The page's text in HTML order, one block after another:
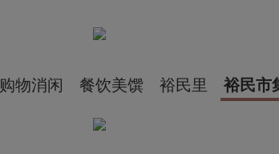
购物消闲 餐饮美馔 裕民里 裕民市